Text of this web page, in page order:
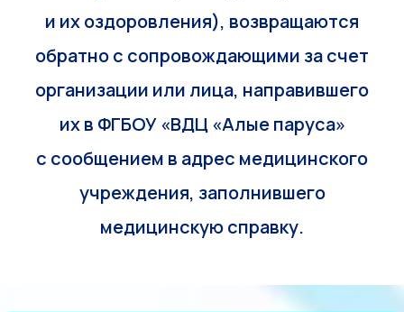
и их оздоровления), возвращаются
обратно с сопровождающими за счет
организации или лица, направившего
их в ФГБОУ «ВДЦ «Алые паруса»
с сообщением в адрес медицинского
учреждения, заполнившего
медицинскую справку.